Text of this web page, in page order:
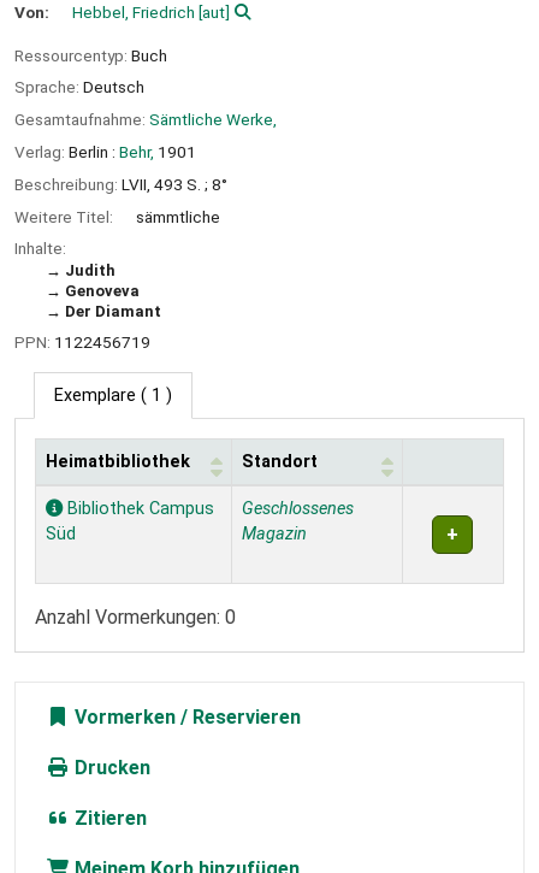
Von: Hebbel, Friedrich [aut]
Ressourcentyp: Buch
Sprache: Deutsch
Gesamtaufnahme: Sämtliche Werke,
Verlag: Berlin : Behr, 1901
Beschreibung: LVII, 493 S. ; 8°
Weitere Titel:
sämmtliche
Inhalte:
Judith
Genoveva
Der Diamant
PPN: 1122456719
Exemplare ( 1 )
Exemplare
Heimatbibliothek Standort
Bibliothek Campus
Süd
Geschlossenes
Magazin
Anzahl Vormerkungen: 0
Vormerken
Drucken
Zitieren